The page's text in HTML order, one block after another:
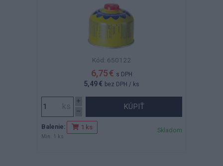
Kód: 650122
6,75 € s DPH
5,49 € bez DPH / ks
KÚPIŤ
Balenie: 1 ks
Min. 1 ks
Skladom